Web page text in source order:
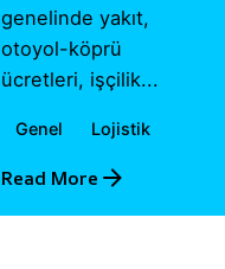
genelinde yakıt,
otoyol-köprü
ücretleri, işçilik...
Genel Lojistik
Read More